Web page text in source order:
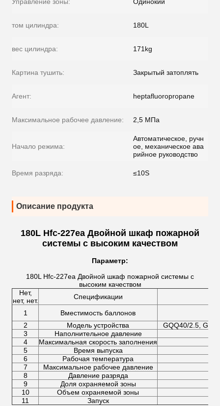
том цилиндра: 180L
вес цилиндра: 171kg
Картина тушить: Закрытый затоплять
Агент: heptafluoropropane
Максимальное рабочее давление: 2,5 МПа
Начало режима:
Автоматическое, ручн
ое, механическое ава
рийное руководство
Время разряда: ≤10S
Описание продукта
180L Hfc-227ea Двойной шкаф пожарной
системы с высоким качеством
Параметр:
180L Hfc-227ea Двойной шкаф пожарной системы с
высоким качеством
Нет,
нет, нет.
Спецификации
1
Вместимость баллонов
2
Модель устройства
GQQ40/2.5,
3
Наполнительное давление
4
Максимальная скорость заполнения
5
Время выпуска
6
Рабочая температура
7
Максимальное рабочее давление
8
Давление разряда
9
Доля охраняемой зоны
10
Объем охраняемой зоны
11
Запуск